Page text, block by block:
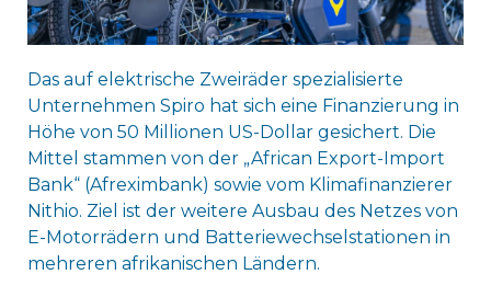
Das auf elektrische Zweiräder spezialisierte
Unternehmen Spiro hat sich eine Finanzierung in
Höhe von 50 Millionen US-Dollar gesichert. Die
Mittel stammen von der „African Export-Import
Bank“ (Afreximbank) sowie vom Klimafinanzierer
Nithio. Ziel ist der weitere Ausbau des Netzes von
E-Motorrädern und Batteriewechselstationen in
mehreren afrikanischen Ländern.